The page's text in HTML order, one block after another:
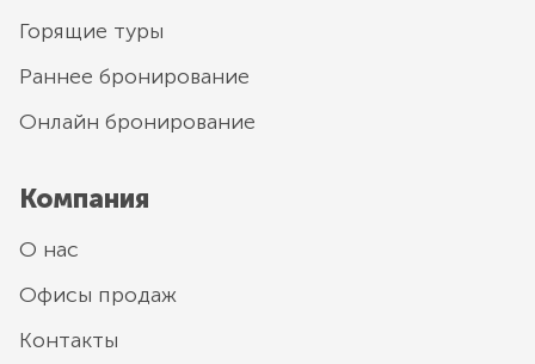
Горящие туры
Раннее бронирование
Онлайн бронирование
Компания
О нас
Офисы продаж
Контакты